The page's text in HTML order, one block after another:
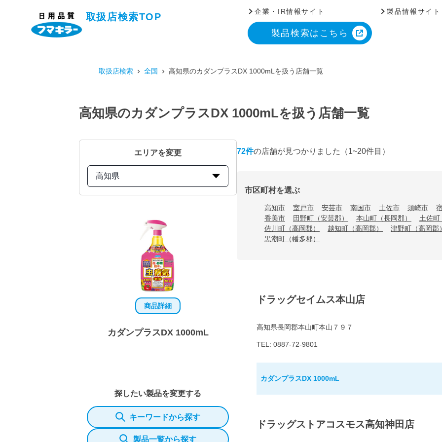
取扱店検索TOP
企業・IR情報サイト 製品情報サイト
製品検索はこちら
取扱店検索 全国 高知県のカダンプラスDX 1000mLを扱う店舗一覧
高知県のカダンプラスDX 1000mLを扱う店舗一覧
エリアを変更
高知県
商品詳細
カダンプラスDX 1000mL
探したい製品を変更する
キーワードから探す
製品一覧から探す
72件の店舗が見つかりました （1~20件目）
市区町村を選ぶ
高知市 室戸市 安芸市 南国市 土佐市 須崎市
香美市
田野町（安芸郡） 本山町（長岡郡） 土佐町
佐川町（高岡郡）
越知町（高岡郡） 津野町（高岡郡）
黒潮町（幡多郡）
ドラッグセイムス本山店
高知県長岡郡本山町本山７９７
TEL: 0887-72-9801
カダンプラスDX 1000mL
ドラッグストアコスモス高知神田店